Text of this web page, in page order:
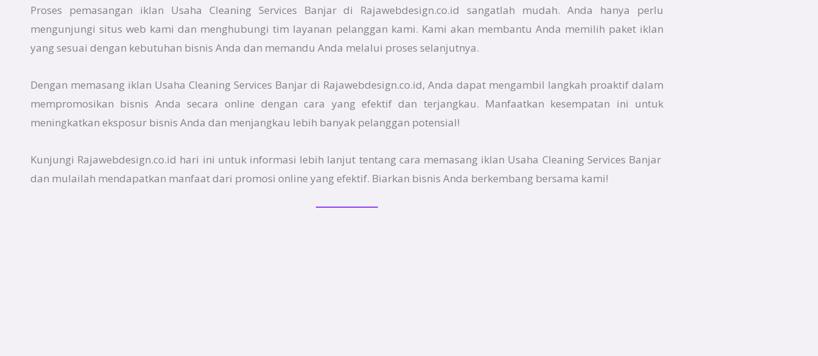
Proses pemasangan iklan Usaha Cleaning Services Banjar di Rajawebdesign.co.id sangatlah mudah. Anda hanya perlu
mengunjungi situs web kami dan menghubungi tim layanan pelanggan kami. Kami akan membantu Anda memilih paket iklan
yang sesuai dengan kebutuhan bisnis Anda dan memandu Anda melalui proses selanjutnya.
Dengan memasang iklan Usaha Cleaning Services Banjar di Rajawebdesign.co.id, Anda dapat mengambil langkah proaktif dalam
mempromosikan bisnis Anda secara online dengan cara yang efektif dan terjangkau. Manfaatkan kesempatan ini untuk
meningkatkan eksposur bisnis Anda dan menjangkau lebih banyak pelanggan potensial!
Kunjungi Rajawebdesign.co.id hari ini untuk informasi lebih lanjut tentang cara memasang iklan Usaha Cleaning Services Banjar
dan mulailah mendapatkan manfaat dari promosi online yang efektif. Biarkan bisnis Anda berkembang bersama kami!